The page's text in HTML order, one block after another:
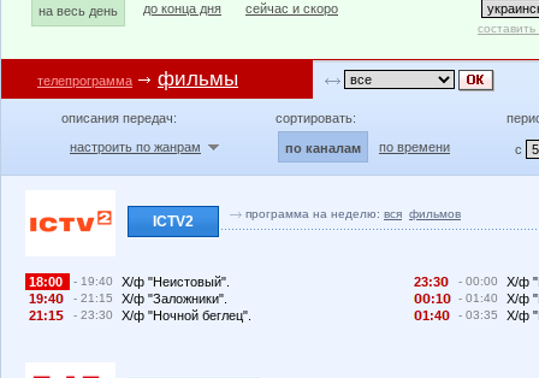
на весь день до конца дня сейчас и скоро
телепрограмма фильмы
описания передач:
настроить по жанрам
сортировать:
по каналам по времени с
ICTV2 программа на неделю: вся фильмов
18:00 - 19:40
Х/ф "Неистовый".
19:4
- 21:15
Х/ф "Заложники".
21:1
- 23:30 Х/ф "Ночной беглец".
23:3 - 00:00
Х/ф
:1
- 01:40
Х/ф
1:4
- 03:35 Х/ф